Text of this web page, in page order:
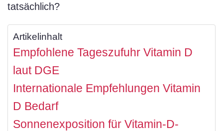
tatsächlich?
Artikelinhalt
Empfohlene Tageszufuhr Vitamin D
laut DGE
Internationale Empfehlungen Vitamin
D Bedarf
Sonnenexposition für Vitamin-D-